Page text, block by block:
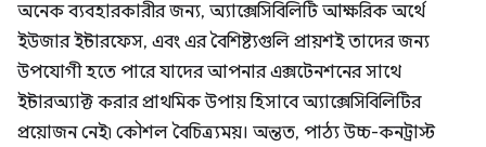
অনেক ব্যবহারকারীর জন্য, অ্যাক্সেসিবিলিটি আক্ষরিক অর্থে
ইউজার ইন্টারফেস, এবং এর বৈশিষ্ট্যগুলি প্রায়শই তাদের জন্য
উপযোগী হতে পারে যাদের আপনার এক্সটেনশনের সাথে
ইন্টারঅ্যাক্ট করার প্রাথমিক উপায় হিসাবে অ্যাক্সেসিবিলিটির
প্রয়োজন নেই৷ কৌশল বৈচিত্র্যময়। অন্তত, পাঠ্য উচ্চ-কনট্রাস্ট